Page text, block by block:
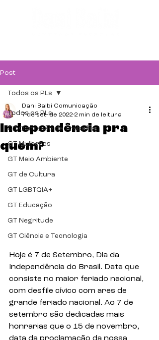
Post
Todos os PLs
GT Comissão de Trabalho
GT Mulheres
GT Meio Ambiente
GT de Cultura
GT LGBTQIA+
GT Educação
GT Negritude
GT Ciência e Tecnologia
Todos os PLs
Independência pra
quem?
Dani Balbi Comunicação
7 de set. de 2022 2 min de leitura
Hoje é 7 de Setembro, Dia da
Independência do Brasil. Data que
consiste no maior feriado nacional,
com desfile cívico com ares de
grande feriado nacional. Ao 7 de
setembro são dedicadas mais
honrarias que o 15 de novembro,
data da proclamação da nossa